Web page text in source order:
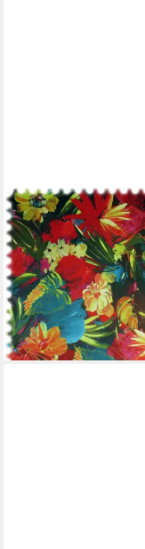
HEIRO
Stoff Samt Velours
Möbelstoff Tropical mit
Fleckschutz,
Meterware -
34,90 €
(25,29 €/ 1 qm)
lieferbar - in 3-4